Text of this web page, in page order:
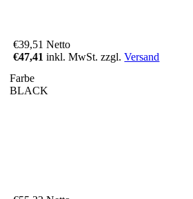
€39,51Netto
€47,41inkl. MwSt. zzgl.Versand
Farbe
BLACK